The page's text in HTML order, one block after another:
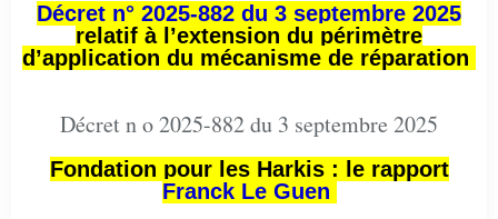
Décret n° 2025-882 du 3 septembre 2025
relatif à l’extension du périmètre
d’application du mécanisme de réparation
Décret n o 2025-882 du 3 septembre 2025
Fondation pour les Harkis : le rapport
Franck Le Guen